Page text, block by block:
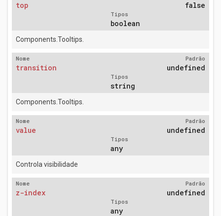
top false
Tipos
boolean
Components.Tooltips.
Nome
transition
Padrão
undefined
Tipos
string
Components.Tooltips.
Nome
value
Padrão
undefined
Tipos
any
Controla visibilidade
Nome
z-index
Padrão
undefined
Tipos
any